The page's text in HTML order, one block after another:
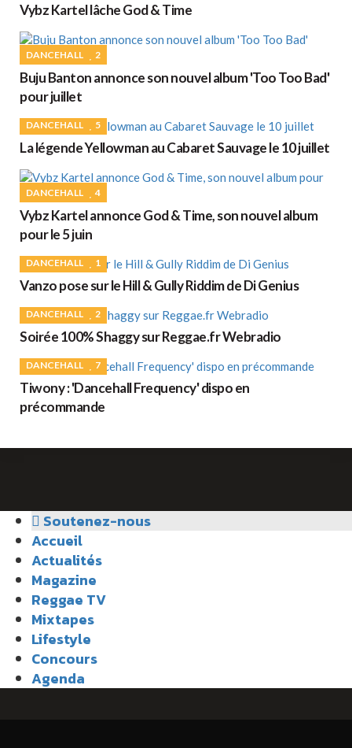
Vybz Kartel lâche God & Time
DANCEHALL 2
Buju Banton annonce son nouvel album 'Too Too Bad'
pour juillet
DANCEHALL 5
La légende Yellowman au Cabaret Sauvage le 10 juillet
DANCEHALL 4
Vybz Kartel annonce God & Time, son nouvel album
pour le 5 juin
DANCEHALL 1
Vanzo pose sur le Hill & Gully Riddim de Di Genius
DANCEHALL 2
Soirée 100% Shaggy sur Reggae.fr Webradio
DANCEHALL 7
Tiwony : 'Dancehall Frequency' dispo en
précommande
Soutenez-nous
Accueil
Actualités
Magazine
Reggae TV
Mixtapes
Lifestyle
Concours
Agenda